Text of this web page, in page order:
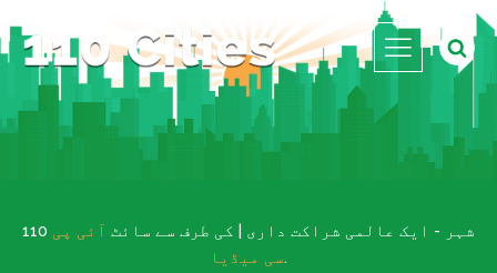
110 شہر - ایک عالمی شراکت داری | کی طرف سے سائٹ آئی پی
سی میڈیا.